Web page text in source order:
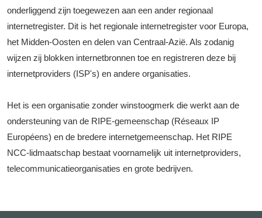
onderliggend zijn toegewezen aan een ander regionaal
internetregister. Dit is het regionale internetregister voor Europa,
het Midden-Oosten en delen van Centraal-Azië. Als zodanig
wijzen zij blokken internetbronnen toe en registreren deze bij
internetproviders (ISP's) en andere organisaties.
Het is een organisatie zonder winstoogmerk die werkt aan de
ondersteuning van de RIPE-gemeenschap (Réseaux IP
Européens) en de bredere internetgemeenschap. Het RIPE
NCC-lidmaatschap bestaat voornamelijk uit internetproviders,
telecommunicatieorganisaties en grote bedrijven.